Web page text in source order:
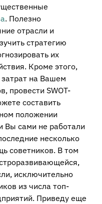
. Полезно
отрасли и
стратегию
их
Кроме этого,
затрат на Вашем
провести SWOT-
составить
положении
Вы сами не работали
несколько
советников. В том
исключительно
из числа топ-
Приведу еще